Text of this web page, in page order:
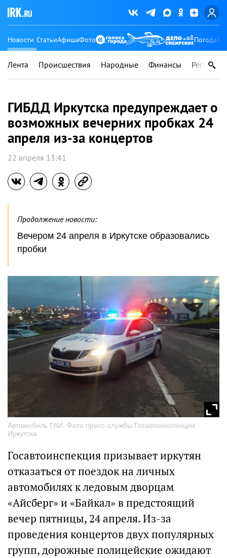
Новости СтатьиАфишаФото Погода
Лента Происшествия Народные Финансы Регионы
ГИБДД Иркутска предупреждает о
возможных вечерних пробках 24
апреля из-за концертов
22 апреля 13:41
Продолжение новости:
Вечером 24 апреля в Иркутске образовались
пробки
Автомобиль ГАИ. Фото пресс-службы Госавтоинспекции
Иркутска
Госавтоинспекция призывает иркутян
отказаться от поездок на личных
автомобилях к ледовым дворцам
«Айсберг» и «Байкал» в предстоящий
вечер пятницы, 24 апреля. Из-за
проведения концертов двух популярных
групп, дорожные полицейские ожидают